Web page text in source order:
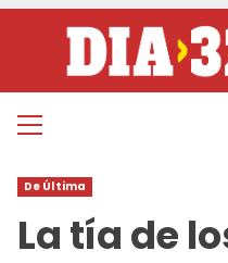
contenido
Menú
De Última
La tía de